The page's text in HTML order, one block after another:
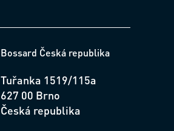
Bossard Česká republika
Tuřanka 1519/115a
627 00 Brno
Česká republika